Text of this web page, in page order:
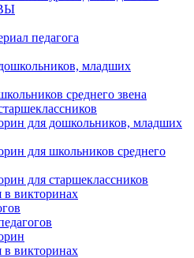
педагога
младших
среднего звена
для дошкольников, младших
для школьников среднего
для старшеклассников
в викторинах
в викторинах